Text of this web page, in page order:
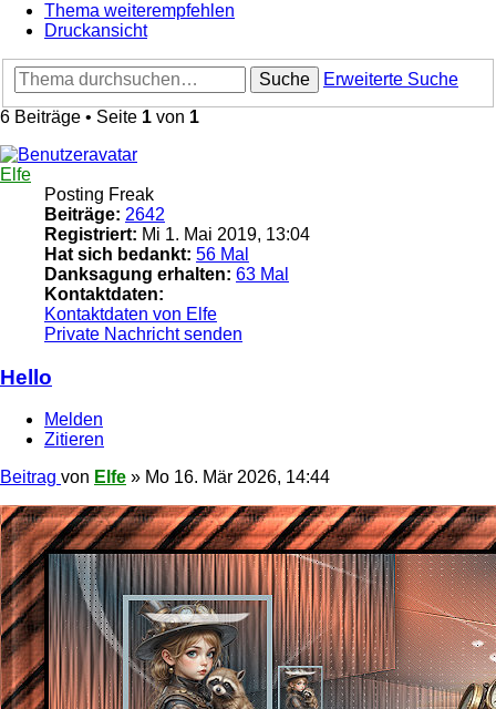
Thema weiterempfehlen
Druckansicht
Suche
Erweiterte Suche
6 Beiträge • Seite 1 von 1
Elfe
Posting Freak
Beiträge: 2642
Registriert: Mi 1. Mai 2019, 13:04
Hat sich bedankt: 56 Mal
Danksagung erhalten: 63 Mal
Kontaktdaten:
Kontaktdaten von Elfe
Private Nachricht senden
Hello
Melden
Zitieren
Beitrag von Elfe » Mo 16. Mär 2026, 14:44